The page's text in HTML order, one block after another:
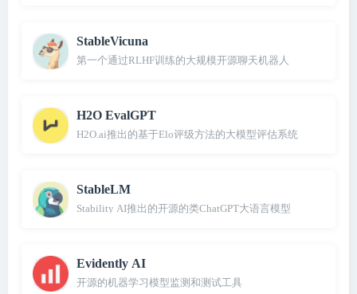
StableVicuna
第一个通过RLHF训练的大规模开源聊天机器人
H2O EvalGPT
H2O.ai推出的基于Elo评级方法的大模型评估系统
StableLM
Stability AI推出的开源的类ChatGPT大语言模型
Evidently AI
开源的机器学习模型监测和测试工具